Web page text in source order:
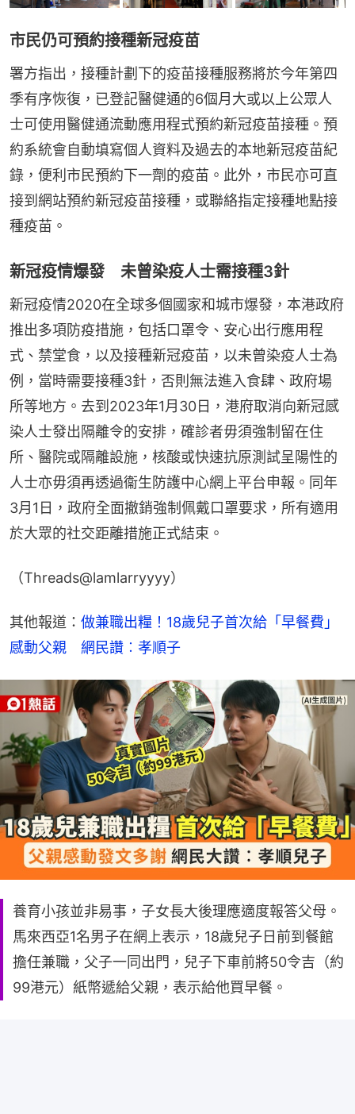
市民仍可預約接種新冠疫苗
署方指出，接種計劃下的疫苗接種服務將於今年第四
季有序恢復，已登記醫健通的6個月大或以上公眾人
士可使用醫健通流動應用程式預約新冠疫苗接種。預
約系統會自動填寫個人資料及過去的本地新冠疫苗紀
錄，便利市民預約下一劑的疫苗。此外，市民亦可直
接到網站預約新冠疫苗接種，或聯絡指定接種地點接
種疫苗。
新冠疫情爆發 未曾染疫人士需接種3針
新冠疫情2020在全球多個國家和城市爆發，本港政府
推出多項防疫措施，包括口罩令、安心出行應用程
式、禁堂食，以及接種新冠疫苗，以未曾染疫人士為
例，當時需要接種3針，否則無法進入食肆、政府場
所等地方。去到2023年1月30日，港府取消向新冠感
染人士發出隔離令的安排，確診者毋須強制留在住
所、醫院或隔離設施，核酸或快速抗原測試呈陽性的
人士亦毋須再透過衞生防護中心網上平台申報。同年
3月1日，政府全面撤銷強制佩戴口罩要求，所有適用
於大眾的社交距離措施正式結束。
（Threads@lamlarryyyy）
其他報道： 做兼職出糧！18歲兒子首次給「早餐費」
感動父親　網民讚︰孝順子
養育小孩並非易事，子女長大後理應適度報答父母。
馬來西亞1名男子在網上表示，18歲兒子日前到餐館
擔任兼職，父子一同出門，兒子下車前將50令吉（約
99港元）紙幣遞給父親，表示給他買早餐。